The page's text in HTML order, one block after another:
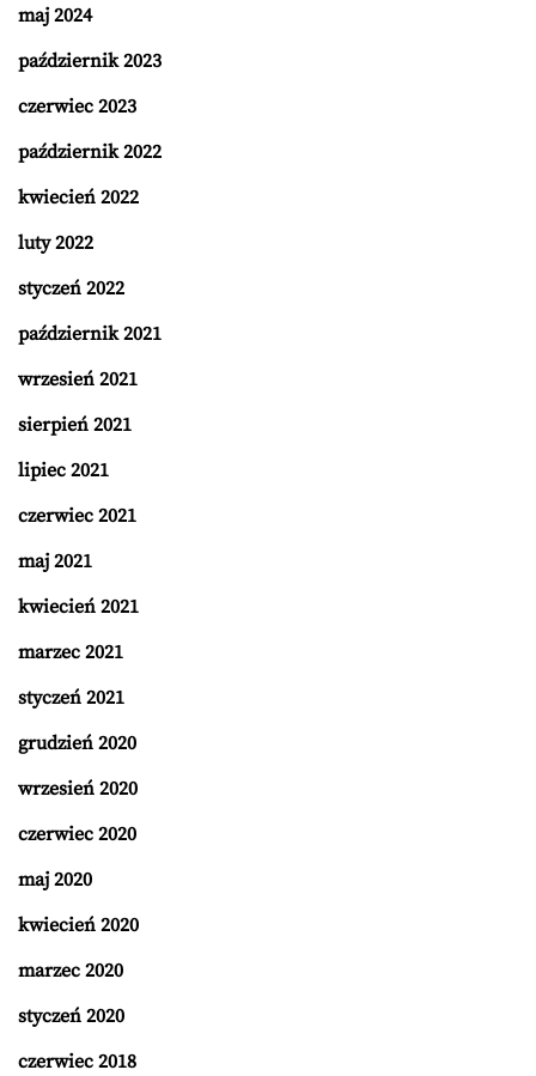
maj 2024
październik 2023
czerwiec 2023
październik 2022
kwiecień 2022
luty 2022
styczeń 2022
październik 2021
wrzesień 2021
sierpień 2021
lipiec 2021
czerwiec 2021
maj 2021
kwiecień 2021
marzec 2021
styczeń 2021
grudzień 2020
wrzesień 2020
czerwiec 2020
maj 2020
kwiecień 2020
marzec 2020
styczeń 2020
czerwiec 2018